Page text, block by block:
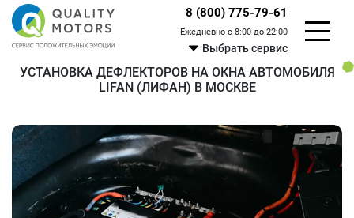
8 (800) 775-79-61
Ежедневно с 8:00 до 22:00
Выбрать сервис
УСТАНОВКА ДЕФЛЕКТОРОВ НА ОКНА АВТОМОБИЛЯ
LIFAN (ЛИФАН) В МОСКВЕ